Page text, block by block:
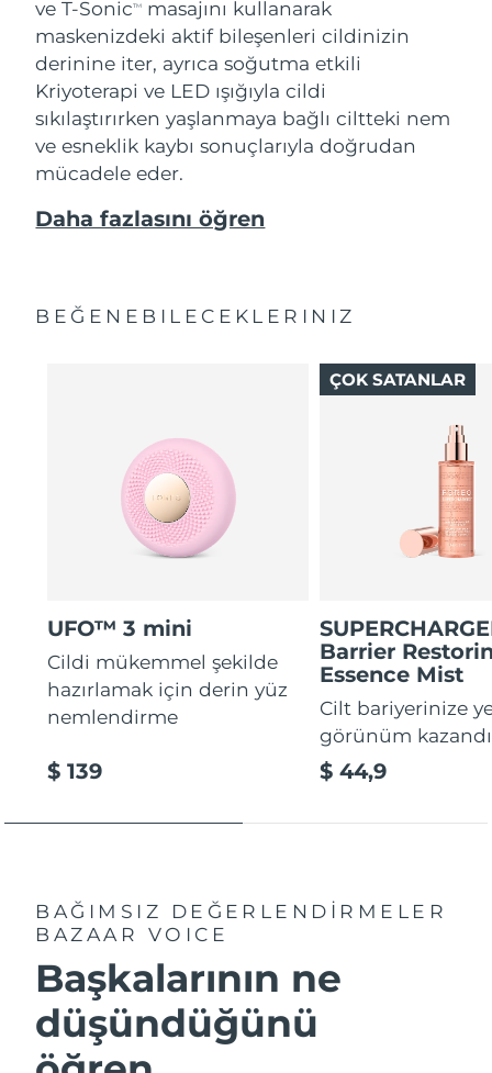
ve T-SonicTM
masajını kullanarak
maskenizdeki aktif bileşenleri cildinizin
derinine iter, ayrıca soğutma etkili
Kriyoterapi ve LED ışığıyla cildi
sıkılaştırırken yaşlanmaya bağlı ciltteki nem
ve esneklik kaybı sonuçlarıyla doğrudan
mücadele eder.
Daha fazlasını öğren
BEĞENEBILECEKLERINIZ
UFO™ 3 mini
Cildi mükemmel şekilde
hazırlamak için derin yüz
nemlendirme
$ 139
Barrier
Essence Mist
Cilt bariyerinize
görünüm
$ 44,9
ÇOK SATANLAR
BAĞIMSIZ DEĞERLENDİRMELER
BAZAAR VOICE
Başkalarının ne
düşündüğünü